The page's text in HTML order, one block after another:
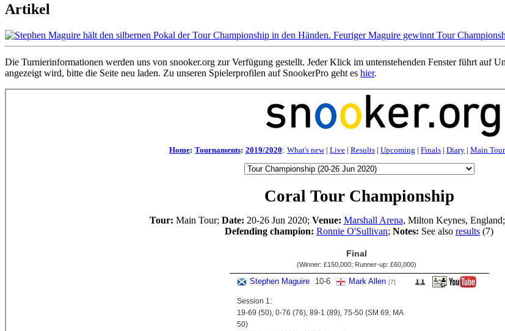
Artikel
Feuriger Maguire gewinnt Tour
Die Turnierinformationen werden uns von snooker.org zur Verfügung gestellt. Jeder Klick im untenstehenden Fenster führt auf
angezeigt wird, bitte die Seite neu laden. Zu unseren Spielerprofilen auf SnookerPro geht es hier.